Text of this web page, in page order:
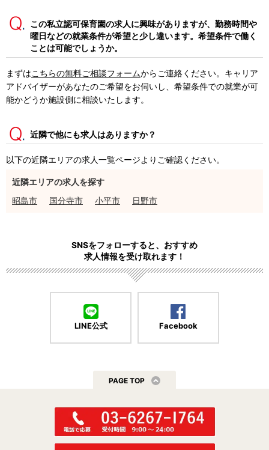
この私立認可保育園の求人に興味がありますが、勤務時間や
曜日などの就業条件が希望と少し違います。希望条件で働く
ことは可能でしょうか。
まずはこちらの無料ご相談フォームからご連絡ください。キャリア
アドバイザーがあなたのご希望をお伺いし、希望条件での就業が可
能かどうか施設側に相談いたします。
近隣で他にも求人はありますか？
以下の近隣エリアの求人一覧ページよりご確認ください。
近隣エリアの求人を探す
昭島市
国分寺市 小平市 日野市
SNSをフォローすると、おすすめ
求人情報を受け取れます！
LINE公式 Facebook
PAGE TOP